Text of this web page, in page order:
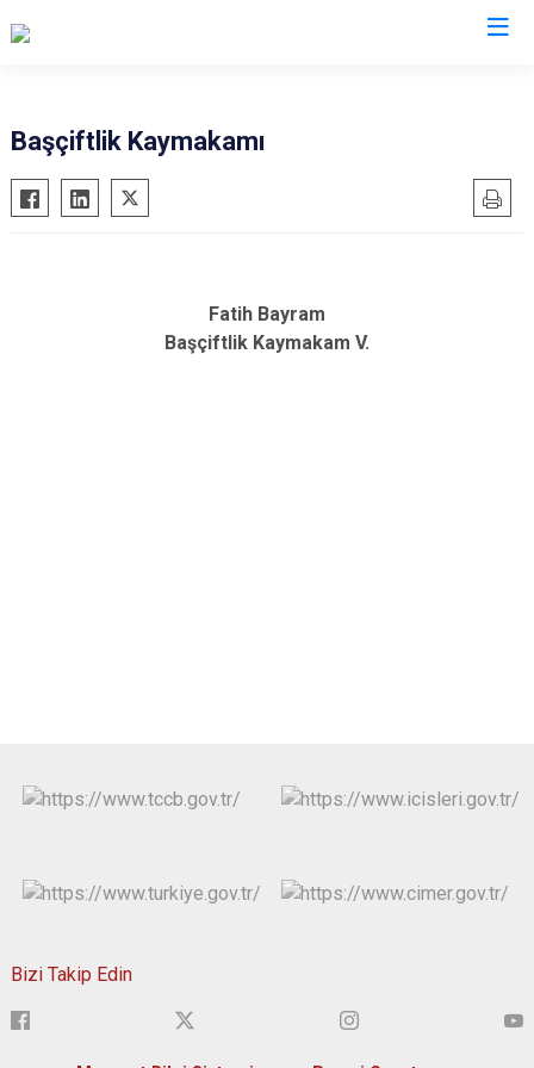
Başçiftlik Kaymakamı
Fatih Bayram
Başçiftlik Kaymakam V.
Bizi Takip Edin